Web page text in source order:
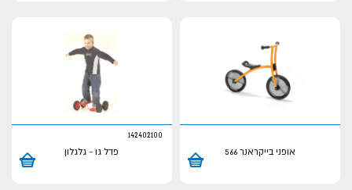
אופני בייקראנר 566
142402100
פדל גו - גלגלון